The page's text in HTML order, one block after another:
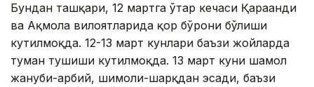
Бундан ташқари, 12 мартга ўтар кечаси Қарағанди
ва Ақмола вилоятларида қор бўрони бўлиши
кутилмоқда. 12-13 март кунлари баъзи жойларда
туман тушиши кутилмоқда. 13 март куни шамол
жануби-ғарбий, шимоли-шарқдан эсади, баъзи